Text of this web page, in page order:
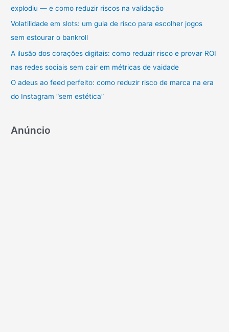
r
p
o
explodiu — e como reduzir riscos na validação
Volatilidade em slots: um guia de risco para escolher jogos
sem estourar o bankroll
A ilusão dos corações digitais: como reduzir risco e provar ROI
nas redes sociais sem cair em métricas de vaidade
O adeus ao feed perfeito: como reduzir risco de marca na era
do Instagram “sem estética”
Anúncio